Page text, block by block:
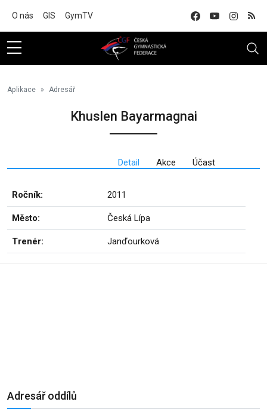
O nás GIS GymTV
Aplikace Adresář
Khuslen Bayarmagnai
Detail Akce Účast
Ročník: 2011
Město: Česká Lípa
Trenér: Janďourková
Adresář oddílů